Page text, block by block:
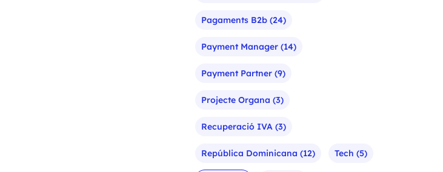
Pagaments B2b(24)
Payment Manager(14)
Payment Partner(9)
Projecte Organa (3)
Recuperació IVA (3)
República Dominicana (12) Tech (5)